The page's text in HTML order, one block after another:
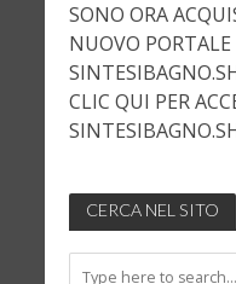
SONO ORA
NUOVO PORTALE
CLIC QUI PER
CERCA NEL SITO